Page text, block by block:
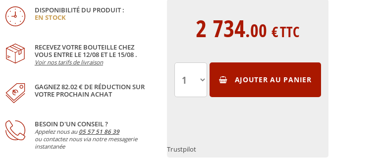
DISPONIBILITÉ DU PRODUIT :
EN STOCK
RECEVEZ VOTRE BOUTEILLE CHEZ
VOUS ENTRE LE 12/08 ET LE 15/08 .
Voir nos tarifs de livraison
GAGNEZ 82.02 € DE RÉDUCTION SUR
VOTRE PROCHAIN ACHAT
BESOIN D'UN CONSEIL ?
Appelez nous au 05 57 51 86 39
ou contactez nous via notre messagerie
instantanée
2 734.00€TTC
AJOUTER AU PANIER
Trustpilot